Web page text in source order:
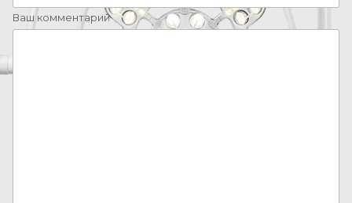
Ваш комментарий